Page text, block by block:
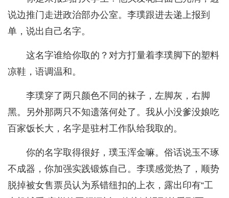
说边推门走进政治部办公室。李璞跟进去递上报到
单，说出自己名字。
这名字谁给你取的？对方打量着李璞脚下的塑料
凉鞋，语调温和。
李璞穿了两只颜色不同的袜子，左脚灰，右脚
黑。另外那两只不知遗落何处了。我从小没爹没娘吃
百家饭长大，名字是驻村工作队给我取的。
你的名字取得很好，璞玉浑金嘛。俗话说玉不琢
不成器，你加强实践锻炼自己。李璞感觉热了，顺势
脱掉被女售票员认为系错纽扣的上衣，露出印有“工